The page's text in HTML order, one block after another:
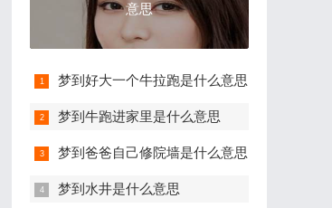
意思
梦到好大一个牛拉跑是什么意思
梦到牛跑进家里是什么意思
梦到爸爸自己修院墙是什么意思
梦到水井是什么意思